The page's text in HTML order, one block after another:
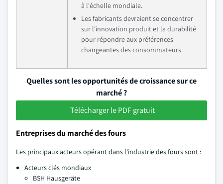
à l'échelle mondiale.
Les fabricants devraient se concentrer
sur l'innovation produit et la durabilité
pour répondre aux préférences
changeantes des consommateurs.
Quelles sont les opportunités de croissance sur ce
marché ?
Télécharger le PDF gratuit
Entreprises du marché des fours
Les principaux acteurs opérant dans l'industrie des fours sont :
Acteurs clés mondiaux
BSH Hausgeräte